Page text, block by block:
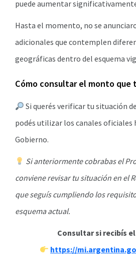
puede aumentar
Hasta el momento, no se
adicionales que contemplen
geográficas dentro del esquema
Cómo consultar el monto que
Si querés verificar tu situación
podés utilizar los canales
Gobierno.
Si anteriormente cobrabas el
conviene revisar tu situación en el
que seguís cumpliendo los
esquema actual.
Consultar si recibís
https://